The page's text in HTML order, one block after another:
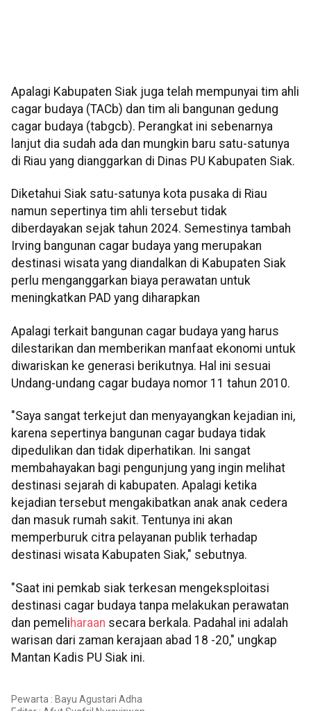
Apalagi Kabupaten Siak juga telah mempunyai tim ahli
cagar budaya (TACb) dan tim ali bangunan gedung
cagar budaya (tabgcb). Perangkat ini sebenarnya
lanjut dia sudah ada dan mungkin baru satu-satunya
di Riau yang dianggarkan di Dinas PU Kabupaten Siak.
Diketahui Siak satu-satunya kota pusaka di Riau
namun sepertinya tim ahli tersebut tidak
diberdayakan sejak tahun 2024. Semestinya tambah
Irving bangunan cagar budaya yang merupakan
destinasi wisata yang diandalkan di Kabupaten Siak
perlu menganggarkan biaya perawatan untuk
meningkatkan PAD yang diharapkan
Apalagi terkait bangunan cagar budaya yang harus
dilestarikan dan memberikan manfaat ekonomi untuk
diwariskan ke generasi berikutnya. Hal ini sesuai
Undang-undang cagar budaya nomor 11 tahun 2010.
"Saya sangat terkejut dan menyayangkan kejadian ini,
karena sepertinya bangunan cagar budaya tidak
dipedulikan dan tidak diperhatikan. Ini sangat
membahayakan bagi pengunjung yang ingin melihat
destinasi sejarah di kabupaten. Apalagi ketika
kejadian tersebut mengakibatkan anak anak cedera
dan masuk rumah sakit. Tentunya ini akan
memperburuk citra pelayanan publik terhadap
destinasi wisata Kabupaten Siak," sebutnya.
"Saat ini pemkab siak terkesan mengeksploitasi
destinasi cagar budaya tanpa melakukan perawatan
dan pemeliharaan secara berkala. Padahal ini adalah
warisan dari zaman kerajaan abad 18 -20," ungkap
Mantan Kadis PU Siak ini.
Pewarta : Bayu Agustari Adha